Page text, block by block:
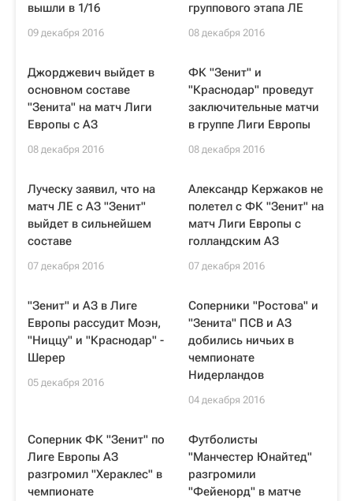
вышли в 1/16
09 декабря 2016
группового этапа ЛЕ
08 декабря 2016
Джорджевич выйдет в
основном составе
"Зенита" на матч Лиги
Европы с АЗ
08 декабря 2016
ФК "Зенит" и
"Краснодар" проведут
заключительные матчи
в группе Лиги Европы
08 декабря 2016
Луческу заявил, что на
матч ЛЕ с АЗ "Зенит"
выйдет в сильнейшем
составе
07 декабря 2016
Александр Кержаков не
полетел с ФК "Зенит" на
матч Лиги Европы с
голландским АЗ
07 декабря 2016
"Зенит" и АЗ в Лиге
Европы рассудит Моэн,
"Ниццу" и "Краснодар" -
Шерер
05 декабря 2016
Соперники "Ростова" и
"Зенита" ПСВ и АЗ
добились ничьих в
чемпионате
Нидерландов
04 декабря 2016
Соперник ФК "Зенит" по
Лиге Европы АЗ
разгромил "Хераклес" в
чемпионате
Футболисты
"Манчестер Юнайтед"
разгромили
"Фейенорд" в матче